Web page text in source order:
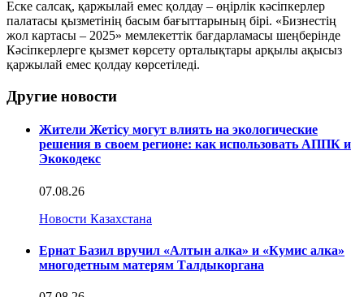
Еске салсақ, қаржылай емес қолдау – өңірлік кәсіпкерлер
палатасы қызметінің басым бағыттарының бірі. «Бизнестің
жол картасы – 2025» мемлекеттік бағдарламасы шеңберінде
Кәсіпкерлерге қызмет көрсету орталықтары арқылы ақысыз
қаржылай емес қолдау көрсетіледі.
Другие новости
Жители Жетісу могут влиять на экологические
решения в своем регионе: как использовать АППК и
Экокодекс
07.08.26
Новости Казахстана
Ернат Базил вручил «Алтын алка» и «Кумис алка»
многодетным матерям Талдыкоргана